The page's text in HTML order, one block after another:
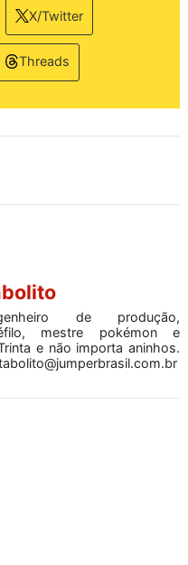
X/Twitter
Threads
de produção,
mestre pokémon e
e não importa aninhos.